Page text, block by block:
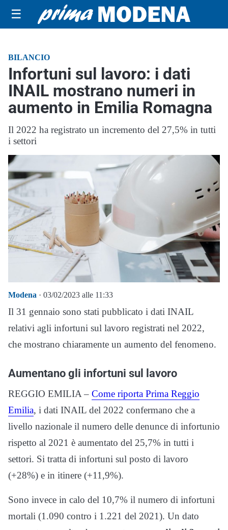
☰
BILANCIO
Infortuni sul lavoro: i dati
INAIL mostrano numeri in
aumento in Emilia Romagna
Il 2022 ha registrato un incremento del 27,5% in tutti
i settori
Modena · 03/02/2023 alle 11:33
Il 31 gennaio sono stati pubblicato i dati INAIL
relativi agli infortuni sul lavoro registrati nel 2022,
che mostrano chiaramente un aumento del fenomeno.
Aumentano gli infortuni sul lavoro
REGGIO EMILIA – Come riporta Prima Reggio
Emilia, i dati INAIL del 2022 confermano che a
livello nazionale il numero delle denunce di infortunio
rispetto al 2021 è aumentato del 25,7% in tutti i
settori. Si tratta di infortuni sul posto di lavoro
(+28%) e in itinere (+11,9%).
Sono invece in calo del 10,7% il numero di infortuni
mortali (1.090 contro i 1.221 del 2021). Un dato